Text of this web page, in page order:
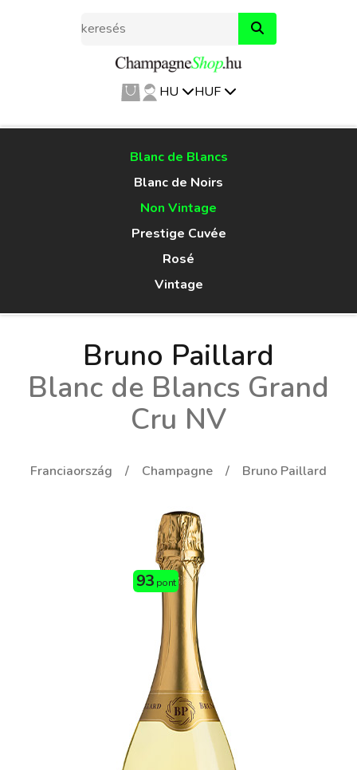
HU HUF
Blanc de Blancs
Blanc de Noirs
Non Vintage
Prestige Cuvée
Rosé
Vintage
Bruno Paillard
Blanc de Blancs Grand
Cru NV
Franciaország Champagne Bruno Paillard
93 pont